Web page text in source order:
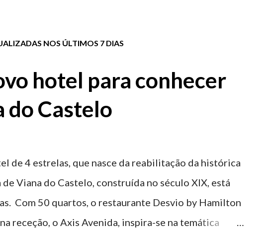
NOS ÚLTIMOS 7 DIAS
hotel para conhecer
do Castelo
de 4 estrelas, que nasce da reabilitação da histórica
Viana do Castelo, construída no século XIX, está
Com 50 quartos, o restaurante Desvio by Hamilton
receção, o Axis Avenida, inspira-se na temática